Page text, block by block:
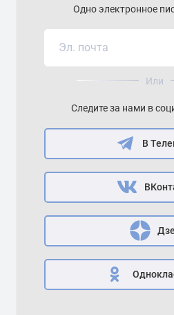
Одно электронное
Или
Следите за нами в
В